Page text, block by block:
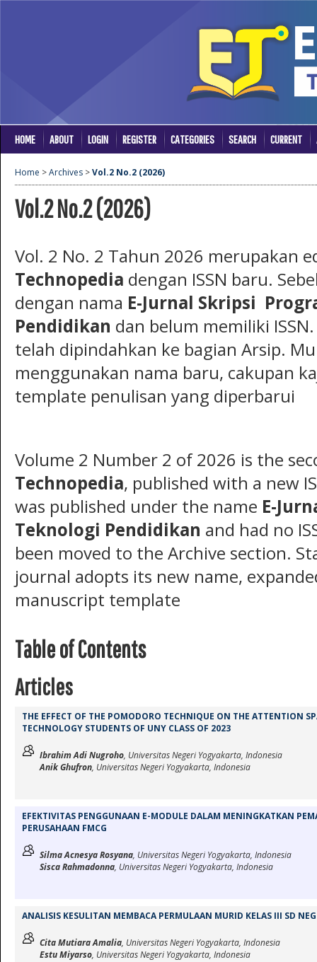
HOME ABOUT LOGIN REGISTER CATEGORIES SEARCH CURRENT
Home >Archives >Vol.2 No.2 (2026)
Vol.2 No.2 (2026)
Vol. 2 No. 2 Tahun 2026 merupakan
Technopedia dengan ISSN baru.
dengan nama E-Jurnal Skripsi
Pendidikan dan belum memiliki
telah dipindahkan ke bagian Arsip.
menggunakan nama baru, cakupan
template penulisan yang diperbarui
Volume 2 Number 2 of 2026 is the
Technopedia, published with a new
was published under the name E-
Teknologi Pendidikan and had no
been moved to the Archive section.
journal adopts its new name,
manuscript template
Table of Contents
Articles
THE EFFECT OF THE POMODORO TECHNIQUE ON THE ATTENTION
TECHNOLOGY STUDENTS OF UNY CLASS OF 2023
Ibrahim Adi Nugroho, Universitas Negeri Yogyakarta, Indonesia
Anik Ghufron, Universitas Negeri Yogyakarta, Indonesia
EFEKTIVITAS PENGGUNAAN E-MODULE DALAM MENINGKATKAN
PERUSAHAAN FMCG
Silma Acnesya Rosyana, Universitas Negeri Yogyakarta, Indonesia
Sisca Rahmadonna, Universitas Negeri Yogyakarta, Indonesia
ANALISIS KESULITAN MEMBACA PERMULAAN MURID KELAS III SD
Cita Mutiara Amalia, Universitas Negeri Yogyakarta, Indonesia
Estu Miyarso, Universitas Negeri Yogyakarta, Indonesia